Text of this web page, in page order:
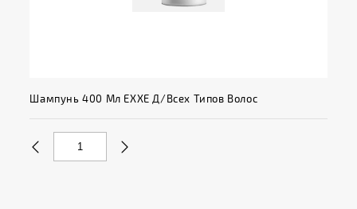
Шампунь 400 Мл EXXE Д/всех Типов Волос